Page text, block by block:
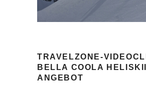
TRAVELZONE-
BELLA COOLA
ANGEBOT